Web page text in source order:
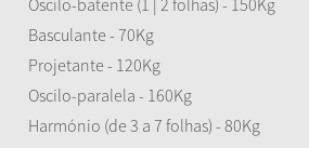
Oscilo-batente (1 | 2 folhas) - 150Kg
Basculante - 70Kg
Projetante - 120Kg
Oscilo-paralela - 160Kg
Harmónio (de 3 a 7 folhas) - 80Kg